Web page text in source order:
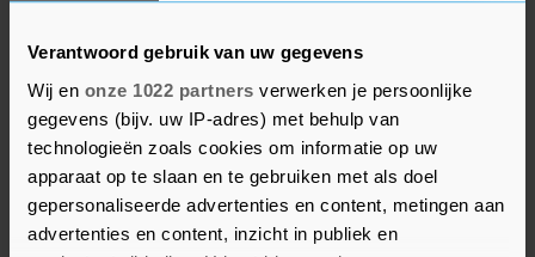
Verantwoord gebruik van uw gegevens
Wij en onze 1022 partners verwerken je persoonlijke
gegevens (bijv. uw IP-adres) met behulp van
technologieën zoals cookies om informatie op uw
apparaat op te slaan en te gebruiken met als doel
gepersonaliseerde advertenties en content, metingen aan
advertenties en content, inzicht in publiek en
mogelijke sancties. De internationale
wielerfederatie UCI zou nog stappen kunnen
nemen tegen Bouhanni.